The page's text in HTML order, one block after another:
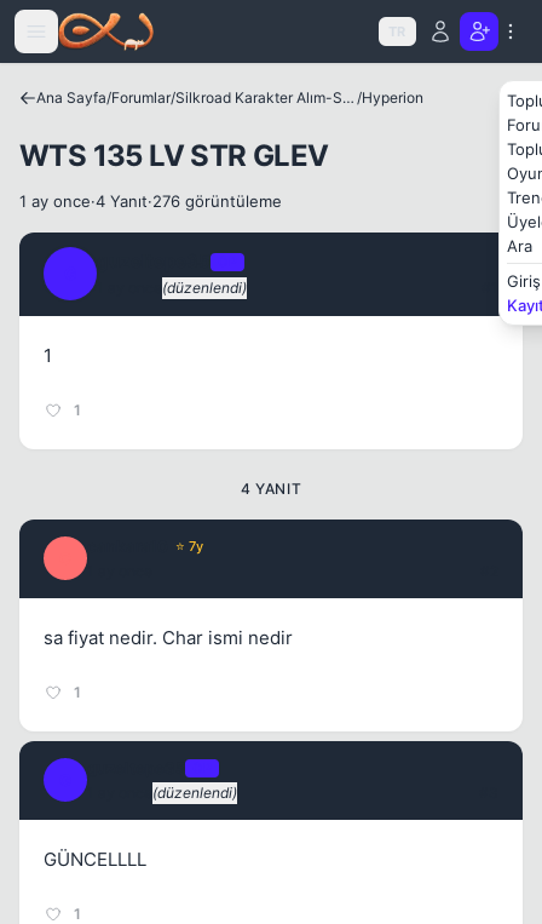
Icerige atla
TR
Ara
Giriş
Ana Sayfa/Forumlar/ Silkroad Karakter Alım-Satımları /Hyperion
WTS 135 LV STR GLEV
1 ay once·4 Yanıt·276 görüntüleme
(düzenlendi)
1
1
4 YANIT
⭐ 7y
sa fiyat nedir. Char ismi nedir
1
(düzenlendi)
GÜNCELLLL
1
Kapat